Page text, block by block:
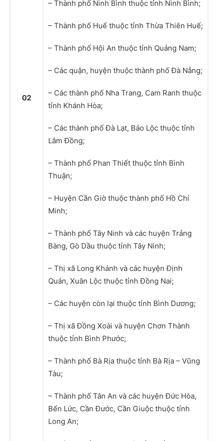
02
– Thành phố Ninh Bình thuộc tỉnh Ninh Bình;
– Thành phố Huế thuộc tỉnh Thừa Thiên Huế;
– Thành phố Hội An thuộc tỉnh Quảng Nam;
– Các quận, huyện thuộc thành phố Đà Nẵng;
– Các thành phố Nha Trang, Cam Ranh thuộc
tỉnh Khánh Hòa;
– Các thành phố Đà Lạt, Bảo Lộc thuộc tỉnh
Lâm Đồng;
– Thành phố Phan Thiết thuộc tỉnh Bình
Thuận;
– Huyện Cần Giờ thuộc thành phố Hồ Chí
Minh;
– Thành phố Tây Ninh và các huyện Trảng
Bàng, Gò Dầu thuộc tỉnh Tây Ninh;
– Thị xã Long Khánh và các huyện Định
Quán, Xuân Lộc thuộc tỉnh Đồng Nai;
– Các huyện còn lại thuộc tỉnh Bình Dương;
– Thị xã Đồng Xoài và huyện Chơn Thành
thuộc tỉnh Bình Phước;
– Thành phố Bà Rịa thuộc tỉnh Bà Rịa – Vũng
Tàu;
– Thành phố Tân An và các huyện Đức Hòa,
Bến Lức, Cần Đước, Cần Giuộc thuộc tỉnh
Long An;